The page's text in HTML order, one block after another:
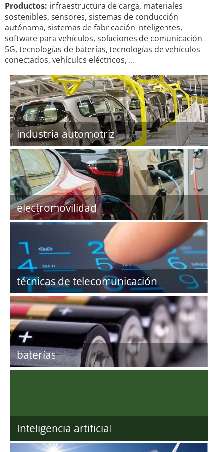
Productos: infraestructura de carga, materiales
sostenibles, sensores, sistemas de conducción
autónoma, sistemas de fabricación inteligentes,
software para vehículos, soluciones de comunicación
5G, tecnologías de baterías, tecnologías de vehículos
conectados, vehículos eléctricos, …
industria automotriz
electromovilidad
técnicas de telecomunicación
baterías
Inteligencia artificial